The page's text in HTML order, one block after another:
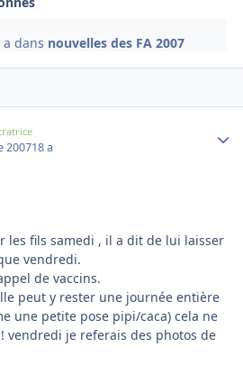
a dans nouvelles des FA 2007
200718 a
les fils samedi , il a dit de lui laisser
vendredi.
de vaccins.
peut y rester une journée entière
une petite pose pipi/caca) cela ne
vendredi je referais des photos de